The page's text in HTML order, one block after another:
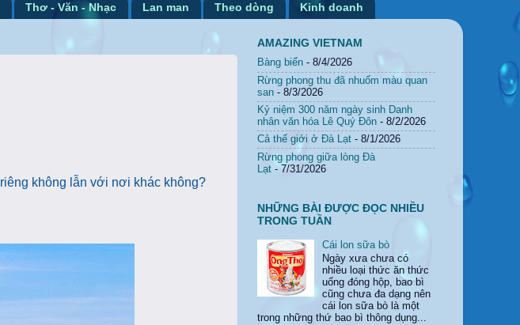
Thơ - Văn - Nhạc Lan man Theo dòng Kinh doanh
riêng không lẫn với nơi khác không?
AMAZING VIETNAM
Bàng biển - 8/4/2026
Rừng phong thu đã nhuốm màu quan
san - 8/3/2026
Kỷ niệm 300 năm ngày sinh Danh
nhân văn hóa Lê Quý Đôn - 8/2/2026
Cả thế giới ở Đà Lạt - 8/1/2026
Rừng phong giữa lòng Đà
Lạt - 7/31/2026
NHỮNG BÀI ĐƯỢC ĐỌC NHIỀU
TRONG TUẦN
Cái lon sữa bò
Ngày xưa chưa có
nhiều loại thức ăn thức
uống đóng hộp, bao bì
cũng chưa đa dạng nên
cái lon sữa bò là một
trong những thứ bao bì thông dụng...